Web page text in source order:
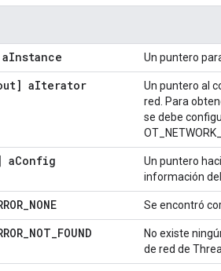
Instance Un puntero
aIterator
Un puntero al
red. Para
se debe
aConfig
Un puntero
información del
_NONE Se encontró
_NOT_FOUND
No existe
de red de